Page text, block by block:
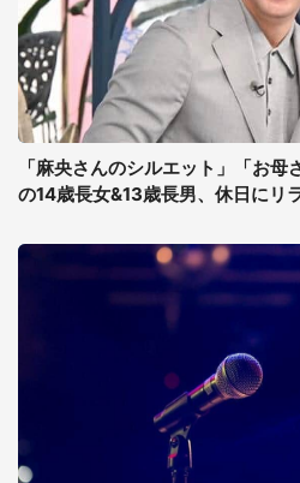
「麻央さんのシルエット」「お
の14歳長女&13歳長男、休日にリ